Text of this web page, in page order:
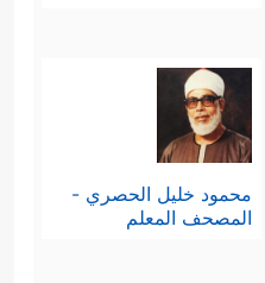
محمود خليل الحصري -
المصحف المعلم